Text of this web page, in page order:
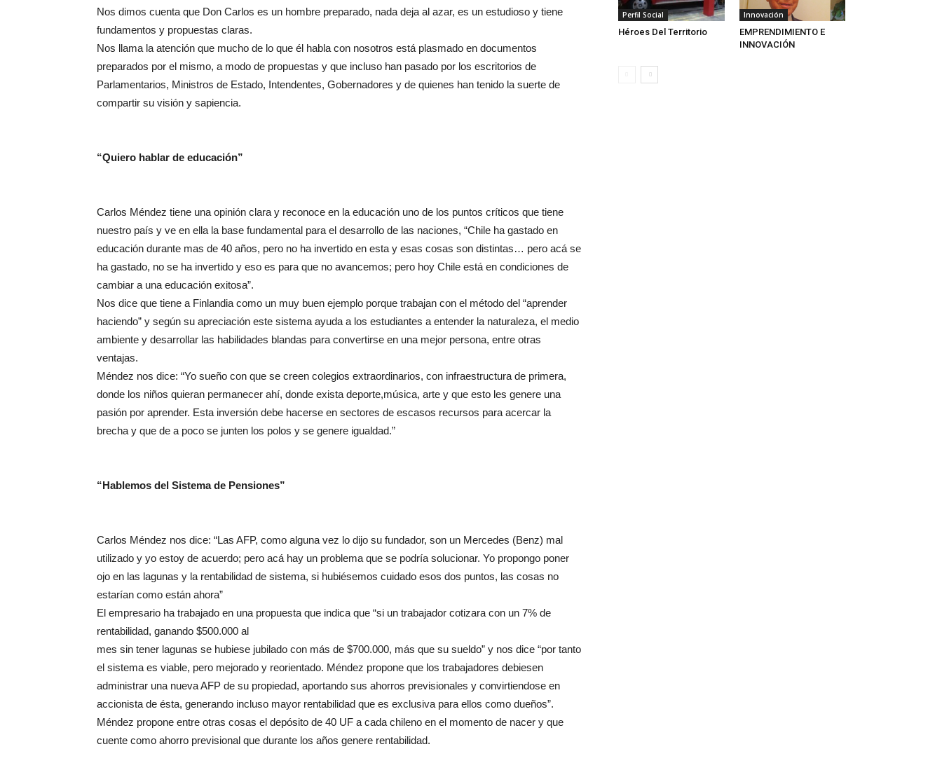
Nos dimos cuenta que Don Carlos es un hombre preparado, nada deja al azar, es un estudioso y tiene
fundamentos y propuestas claras.
Nos llama la atención que mucho de lo que él habla con nosotros está plasmado en documentos
preparados por el mismo, a modo de propuestas y que incluso han pasado por los escritorios de
Parlamentarios, Ministros de Estado, Intendentes, Gobernadores y de quienes han tenido la suerte de
compartir su visión y sapiencia.
“Quiero hablar de educación”
Carlos Méndez tiene una opinión clara y reconoce en la educación uno de los puntos críticos que tiene
nuestro país y ve en ella la base fundamental para el desarrollo de las naciones, “Chile ha gastado en
educación durante mas de 40 años, pero no ha invertido en esta y esas cosas son distintas… pero acá se
ha gastado, no se ha invertido y eso es para que no avancemos; pero hoy Chile está en condiciones de
cambiar a una educación exitosa”.
Nos dice que tiene a Finlandia como un muy buen ejemplo porque trabajan con el método del “aprender
haciendo” y según su apreciación este sistema ayuda a los estudiantes a entender la naturaleza, el medio
ambiente y desarrollar las habilidades blandas para convertirse en una mejor persona, entre otras
ventajas.
Méndez nos dice: “Yo sueño con que se creen colegios extraordinarios, con infraestructura de primera,
donde los niños quieran permanecer ahí, donde exista deporte,música, arte y que esto les genere una
pasión por aprender. Esta inversión debe hacerse en sectores de escasos recursos para acercar la
brecha y que de a poco se junten los polos y se genere igualdad.”
“Hablemos del Sistema de Pensiones”
Carlos Méndez nos dice: “Las AFP, como alguna vez lo dijo su fundador, son un Mercedes (Benz) mal
utilizado y yo estoy de acuerdo; pero acá hay un problema que se podría solucionar. Yo propongo poner
ojo en las lagunas y la rentabilidad de sistema, si hubiésemos cuidado esos dos puntos, las cosas no
estarían como están ahora”
El empresario ha trabajado en una propuesta que indica que “si un trabajador cotizara con un 7% de
rentabilidad, ganando $500.000 al
mes sin tener lagunas se hubiese jubilado con más de $700.000, más que su sueldo” y nos dice “por tanto
el sistema es viable, pero mejorado y reorientado. Méndez propone que los trabajadores debiesen
administrar una nueva AFP de su propiedad, aportando sus ahorros previsionales y convirtiendose en
accionista de ésta, generando incluso mayor rentabilidad que es exclusiva para ellos como dueños”.
Méndez propone entre otras cosas el depósito de 40 UF a cada chileno en el momento de nacer y que
cuente como ahorro previsional que durante los años genere rentabilidad.
Perfil Social
Héroes Del Territorio
Innovación
EMPRENDIMIENTO E
INNOVACIÓN